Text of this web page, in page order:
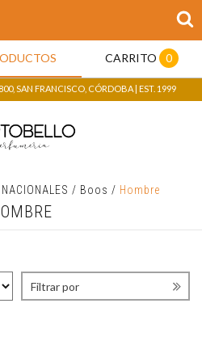
CARRITO 0
SAN FRANCISCO, CÓRDOBA | EST. 1999
NACIONALES / Boos / Hombre
Filtrar por